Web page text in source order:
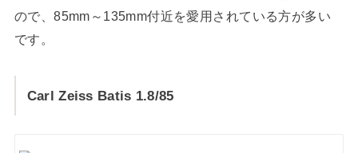
ので、85mm～135mm付近を愛用されている方が多い
です。
Carl Zeiss Batis 1.8/85